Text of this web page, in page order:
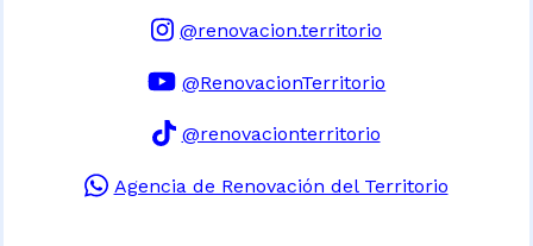
@renovacion.territorio
@RenovacionTerritorio
@renovacionterritorio
Agencia de Renovación del Territorio